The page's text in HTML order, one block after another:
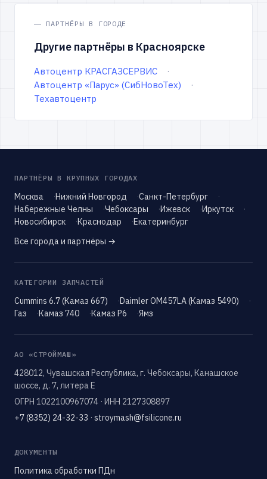
ПАРТНЁРЫ В ГОРОДЕ
Другие партнёры в Красноярске
Автоцентр КРАСГАЗСЕРВИС
Автоцентр «Парус» (СибНовоТех)
Техавтоцентр
ПАРТНЁРЫ В КРУПНЫХ ГОРОДАХ
Москва Нижний Новгород
Санкт-Петербург
Набережные Челны
Чебоксары Ижевск
Иркутск
Новосибирск
Краснодар
Екатеринбург
Все города и партнёры →
КАТЕГОРИИ ЗАПЧАСТЕЙ
Cummins 6.7 (Камаз 667)
Daimler OM457LA (Камаз 5490)
Газ
Камаз 740 Камаз Р6 Ямз
АО «СТРОЙМАШ»
428012, Чувашская Республика, г. Чебоксары, Канашское
шоссе, д. 7, литера Е
ОГРН 1022100967074 · ИНН 2127308897
+7 (8352) 24-32-33 · stroymash@fsilicone.ru
ДОКУМЕНТЫ
Политика обработки ПДн